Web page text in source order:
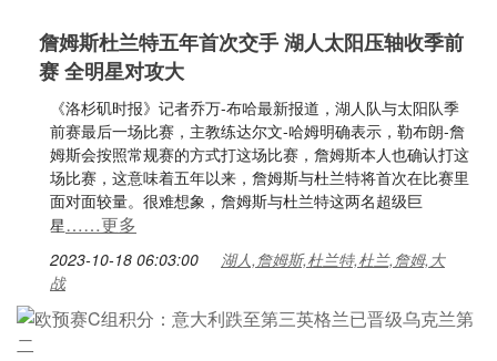
詹姆斯杜兰特五年首次交手 湖人太阳压轴收季前
赛 全明星对攻大
《洛杉矶时报》记者乔万-布哈最新报道，湖人队与太阳队季
前赛最后一场比赛，主教练达尔文-哈姆明确表示，勒布朗-詹
姆斯会按照常规赛的方式打这场比赛，詹姆斯本人也确认打这
场比赛，这意味着五年以来，詹姆斯与杜兰特将首次在比赛里
面对面较量。很难想象，詹姆斯与杜兰特这两名超级巨
星……更多
2023-10-18 06:03:00
湖人,詹姆斯,杜兰特,杜兰,詹姆,大
战